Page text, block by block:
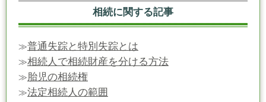
相続に関する記事
≫普通失踪と特別失踪とは
≫相続人で相続財産を分ける方法
≫胎児の相続権
≫法定相続人の範囲